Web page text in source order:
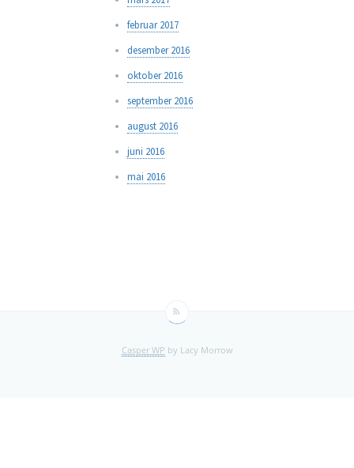
februar 2017
desember 2016
oktober 2016
september 2016
august 2016
juni 2016
mai 2016
Casper WP by Lacy Morrow